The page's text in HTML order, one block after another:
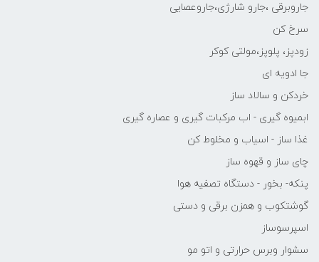
جاروبرقی ،جارو شارژی،جاروعصایی
سرخ کن
زودپز، پلوپز،مولتی کوکر
جا ادویه ای
خردکن و سالاد ساز
ابمیوه گیری - اب مرکبات گیری و عصاره گیری
غذا ساز - اسیاب و مخلوط کن
چای ساز و قهوه ساز
پنکه- بخور - دستگاه تصفیه هوا
گوشتکوب و همزن برقی و دستی
اسپرسوساز
سشوار وبرس حرارتی و اتو مو